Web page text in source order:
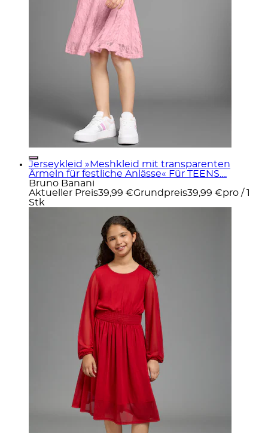
Jerseykleid »Meshkleid mit transparenten
Ärmeln für festliche Anlässe« Für TEENS....
Bruno Banani
Aktueller Preis39,99 €Grundpreis39,99 €pro / 1
Stk